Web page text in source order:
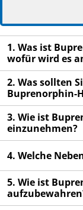
an Ihren
Dieses
Es kann
diese die
Wenn Sie
sich an
für
4.
1. Was ist
wofür wird es
2. Was sollten
Buprenorphin-
3. Wie ist
einzunehmen?
4. Welche
5. Wie ist